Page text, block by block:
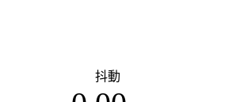
抖動